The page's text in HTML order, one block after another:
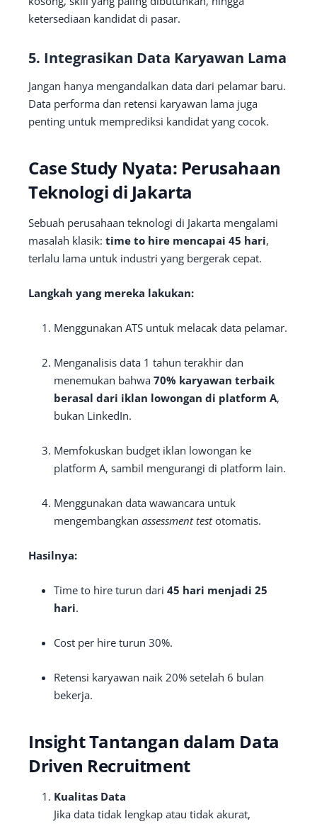
ketersediaan kandidat di pasar.
5. Integrasikan Data Karyawan Lama
Jangan hanya mengandalkan data dari pelamar baru.
Data performa dan retensi karyawan lama juga
penting untuk memprediksi kandidat yang cocok.
Case Study Nyata: Perusahaan
Teknologi di Jakarta
Sebuah perusahaan teknologi di Jakarta mengalami
masalah klasik: time to hire mencapai 45 hari,
terlalu lama untuk industri yang bergerak cepat.
Langkah yang mereka lakukan:
Menggunakan ATS untuk melacak data pelamar.
Menganalisis data 1 tahun terakhir dan
menemukan bahwa 70% karyawan terbaik
berasal dari iklan lowongan di platform A,
bukan LinkedIn.
Memfokuskan budget iklan lowongan ke
platform A, sambil mengurangi di platform lain.
Menggunakan data wawancara untuk
mengembangkan assessment testotomatis.
Hasilnya:
Time to hire turun dari 45 hari menjadi 25
hari.
Cost per hire turun 30%.
Retensi karyawan naik 20% setelah 6 bulan
bekerja.
Insight Tantangan dalam Data
Driven Recruitment
Kualitas Data
Jika data tidak lengkap atau tidak akurat,